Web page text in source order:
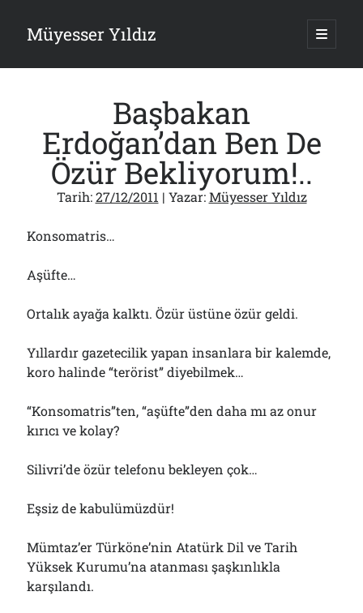
Müyesser Yıldız ana
Yan
Son Yazılar
Gazi’den Milletvekillerine Kurşun Gibi Sözler!..
Türkiye 2.0’a Gidiş!..
15 Temmuz Soruları… Nasuh Mahruki’nin “Suçu”!..
Er Gaziler 20 Gün Sonra Gelen MSB Heyetine Böyle İsyan Etti:“Bizi
Teröristlere G……yle Güldürdünüz”
Papazın “Komutanı” Ayasofya ve Patrikhane İçin ABD’yi Göreve
Çağırdı!..
Arşivler
Başbakan
Erdoğan’dan Ben De
Özür Bekliyorum!..
Tarih:27/12/2011 | Yazar:Müyesser Yıldız
Konsomatris…
Aşüfte…
Ortalık ayağa kalktı. Özür üstüne özür geldi.
Yıllardır gazetecilik yapan insanlara bir kalemde,
koro halinde “terörist” diyebilmek…
“Konsomatris”ten, “aşüfte”den daha mı az onur
kırıcı ve kolay?
Silivri’de özür telefonu bekleyen çok…
Eşsiz de kabulümüzdür!
Mümtaz’er Türköne’nin Atatürk Dil ve Tarih
Yüksek Kurumu’na atanması şaşkınlıkla
karşılandı.